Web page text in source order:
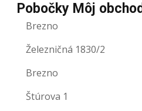
Pobočky Môj
Brezno
Železničná 1830/2
Brezno
Štúrova 1